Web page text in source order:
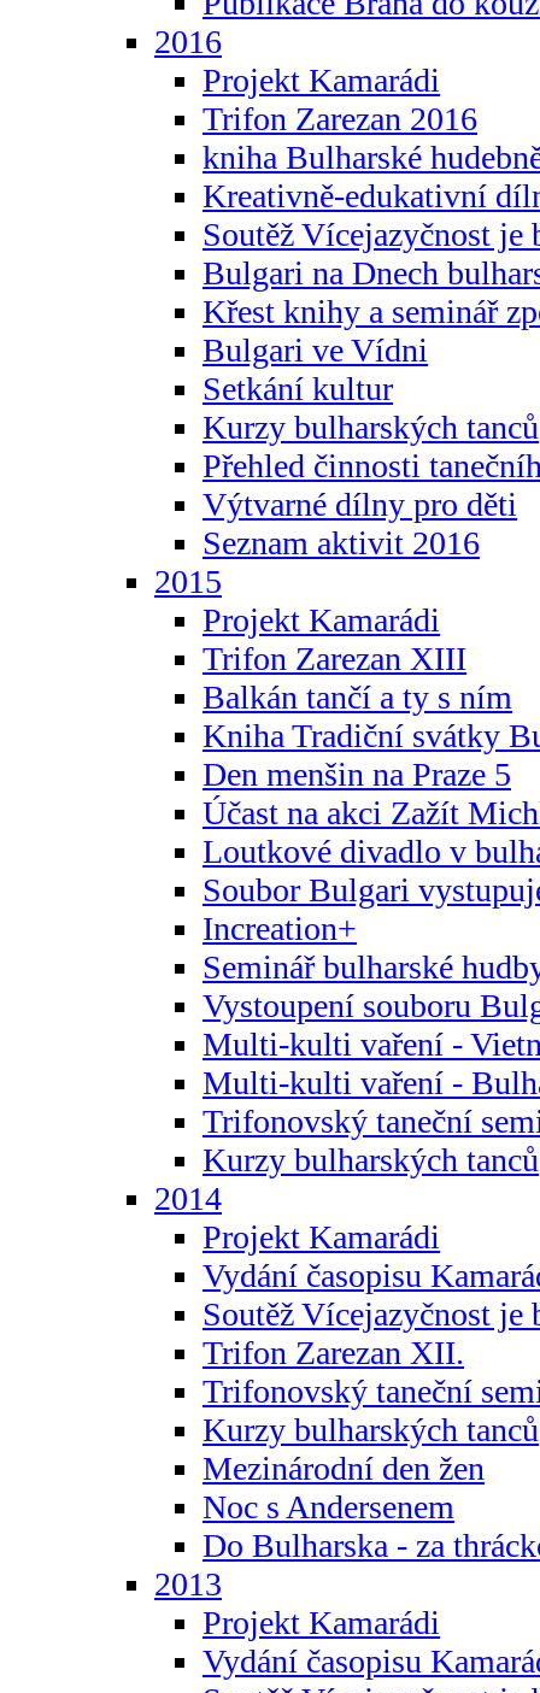
2016
Projekt Kamarádi
Trifon Zarezan 2016
kniha Bulharské
Kreativně-edukativní
Soutěž Vícejazyčnost je
Bulgari na Dnech
Křest knihy a seminář
Bulgari ve Vídni
Setkání kultur
Kurzy bulharských tanců
Přehled činnosti
Výtvarné dílny pro děti
Seznam aktivit 2016
2015
Projekt Kamarádi
Trifon Zarezan XIII
Balkán tančí a ty s ním
Kniha Tradiční svátky
Den menšin na Praze 5
Účast na akci Zažít
Loutkové divadlo v
Soubor Bulgari
Increation+
Seminář bulharské
Vystoupení souboru
Multi-kulti vaření -
Multi-kulti vaření -
Trifonovský taneční
Kurzy bulharských tanců
2014
Projekt Kamarádi
Vydání časopisu
Soutěž Vícejazyčnost je
Trifon Zarezan XII.
Trifonovský taneční
Kurzy bulharských tanců
Mezinárodní den žen
Noc s Andersenem
Do Bulharska - za
2013
Projekt Kamarádi
Vydání časopisu